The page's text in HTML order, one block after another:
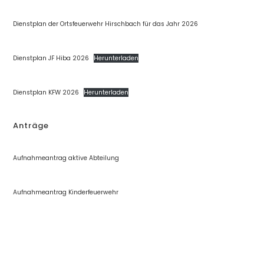
Dienstplan der Ortsfeuerwehr Hirschbach für das Jahr 2026
Dienstplan JF Hiba 2026 Herunterladen
Dienstplan KFW 2026 Herunterladen
Anträge
Aufnahmeantrag aktive Abteilung
Aufnahmeantrag Kinderfeuerwehr